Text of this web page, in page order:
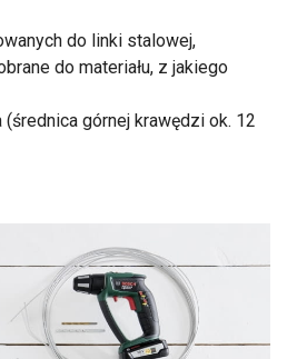
do linki stalowej,
do materiału, z jakiego
(średnica górnej krawędzi ok. 12